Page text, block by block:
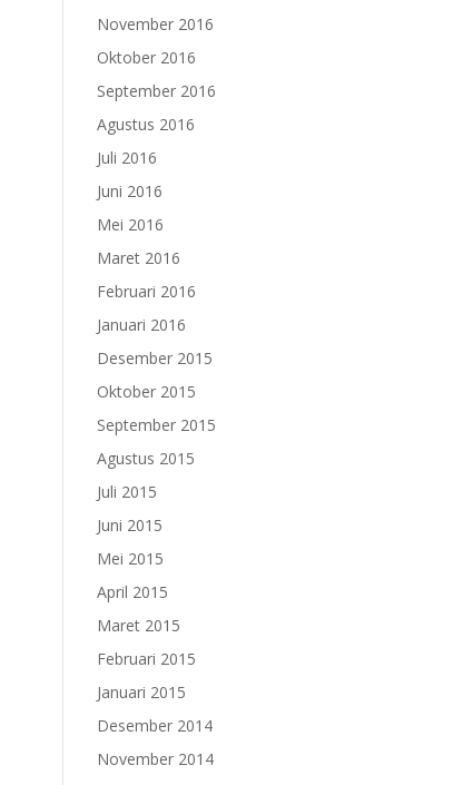
November 2016
Oktober 2016
September 2016
Agustus 2016
Juli 2016
Juni 2016
Mei 2016
Maret 2016
Februari 2016
Januari 2016
Desember 2015
Oktober 2015
September 2015
Agustus 2015
Juli 2015
Juni 2015
Mei 2015
April 2015
Maret 2015
Februari 2015
Januari 2015
Desember 2014
November 2014